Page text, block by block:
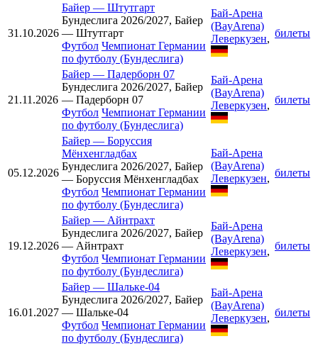
31.10.2026
Байер — Штутгарт
Бундеслига 2026/2027, Байер
— Штутгарт
Футбол Чемпионат Германии
по футболу (Бундеслига)
Бай-Арена
(BayArena)
Леверкузен, билеты
21.11.2026
Байер — Падерборн 07
Бундеслига 2026/2027, Байер
— Падерборн 07
Футбол Чемпионат Германии
по футболу (Бундеслига)
Бай-Арена
(BayArena)
Леверкузен, билеты
05.12.2026
Байер — Боруссия
Мёнхенгладбах
Бундеслига 2026/2027, Байер
— Боруссия Мёнхенгладбах
Футбол Чемпионат Германии
по футболу (Бундеслига)
Бай-Арена
(BayArena)
Леверкузен, билеты
19.12.2026
Байер — Айнтрахт
Бундеслига 2026/2027, Байер
— Айнтрахт
Футбол Чемпионат Германии
по футболу (Бундеслига)
Бай-Арена
(BayArena)
Леверкузен, билеты
16.01.2027
Байер — Шальке-04
Бундеслига 2026/2027, Байер
— Шальке-04
Футбол Чемпионат Германии
по футболу (Бундеслига)
Бай-Арена
(BayArena)
Леверкузен, билеты